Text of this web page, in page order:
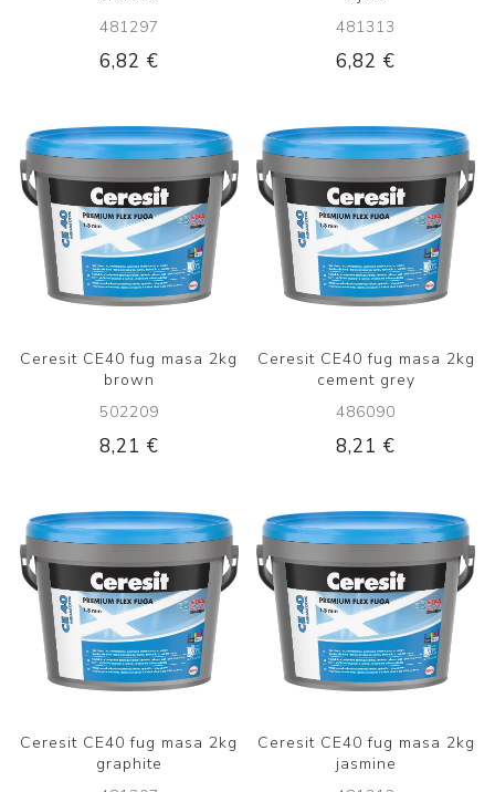
481297
6,82 €
481313
6,82 €
Ceresit CE40 fug masa 2kg
brown
502209
8,21 €
Ceresit CE40 fug masa 2kg
cement grey
486090
8,21 €
Ceresit CE40 fug masa 2kg
graphite
Ceresit CE40 fug masa 2kg
jasmine